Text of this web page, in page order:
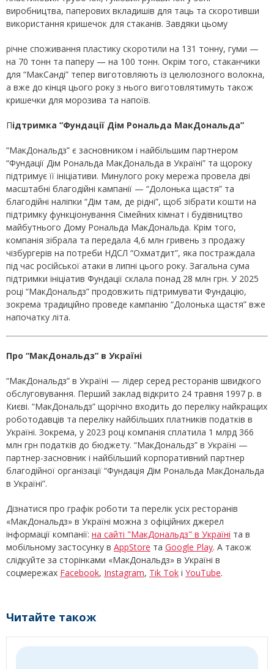
виробництва, паперових вкладишів для таць та скоротивши
використання кришечок для стаканів. Завдяки цьому
річне споживання пластику скоротили на 131 тонну, гуми —
на 70 тонн та паперу — на 100 тонн. Окрім того, стаканчики
для “МакСанді” тепер виготовляють із целюлозного волокна,
а вже до кінця цього року з нього виготовлятимуть також
кришечки для морозива та напоїв.
Підтримка “Фундації Дім Рональда МакДональда”
“МакДональдз” є засновником і найбільшим партнером
“Фундації Дім Рональда МакДональда в Україні” та щороку
підтримує її ініціативи. Минулого року мережа провела дві
масштабні благодійні кампанії — “Долонька щастя” та
благодійні наліпки “Дім там, де рідні”, щоб зібрати кошти на
підтримку функціонування Сімейних кімнат і будівництво
майбутнього Дому Рональда МакДональда. Крім того,
компанія зібрала та передала 4,6 млн гривень з продажу
чізбургерів на потреби НДСЛ “Охматдит”, яка постраждала
під час російської атаки в липні цього року. Загальна сума
підтримки ініціатив Фундації склала понад 28 млн грн. У 2025
році “МакДональдз” продовжить підтримувати Фундацію,
зокрема традиційно проведе кампанію “Долонька щастя” вже
напочатку літа.
Про “МакДональдз” в Україні
“МакДональдз” в Україні — лідер серед ресторанів швидкого
обслуговування. Перший заклад відкрито 24 травня 1997 р. в
Києві. “МакДональдз” щорічно входить до переліку найкращих
роботодавців та переліку найбільших платників податків в
Україні. Зокрема, у 2023 році компанія сплатила 1 млрд 366
млн грн податків до бюджету. “МакДональдз” в Україні —
партнер-засновник і найбільший корпоративний партнер
благодійної організації “Фундація Дім Рональда МакДональда
в Україні”.
Дізнатися про графік роботи та перелік усіх ресторанів
«МакДональдз» в Україні можна з офіційних джерел
інформації компанії: на сайті "МакДональдз" в Україні та в
мобільному застосунку в AppStore та Google Play. А також
слідкуйте за сторінками «МакДональдз» в Україні в
соцмережах Facebook, Instagram, Tik Tok і YouTube.
Читайте також